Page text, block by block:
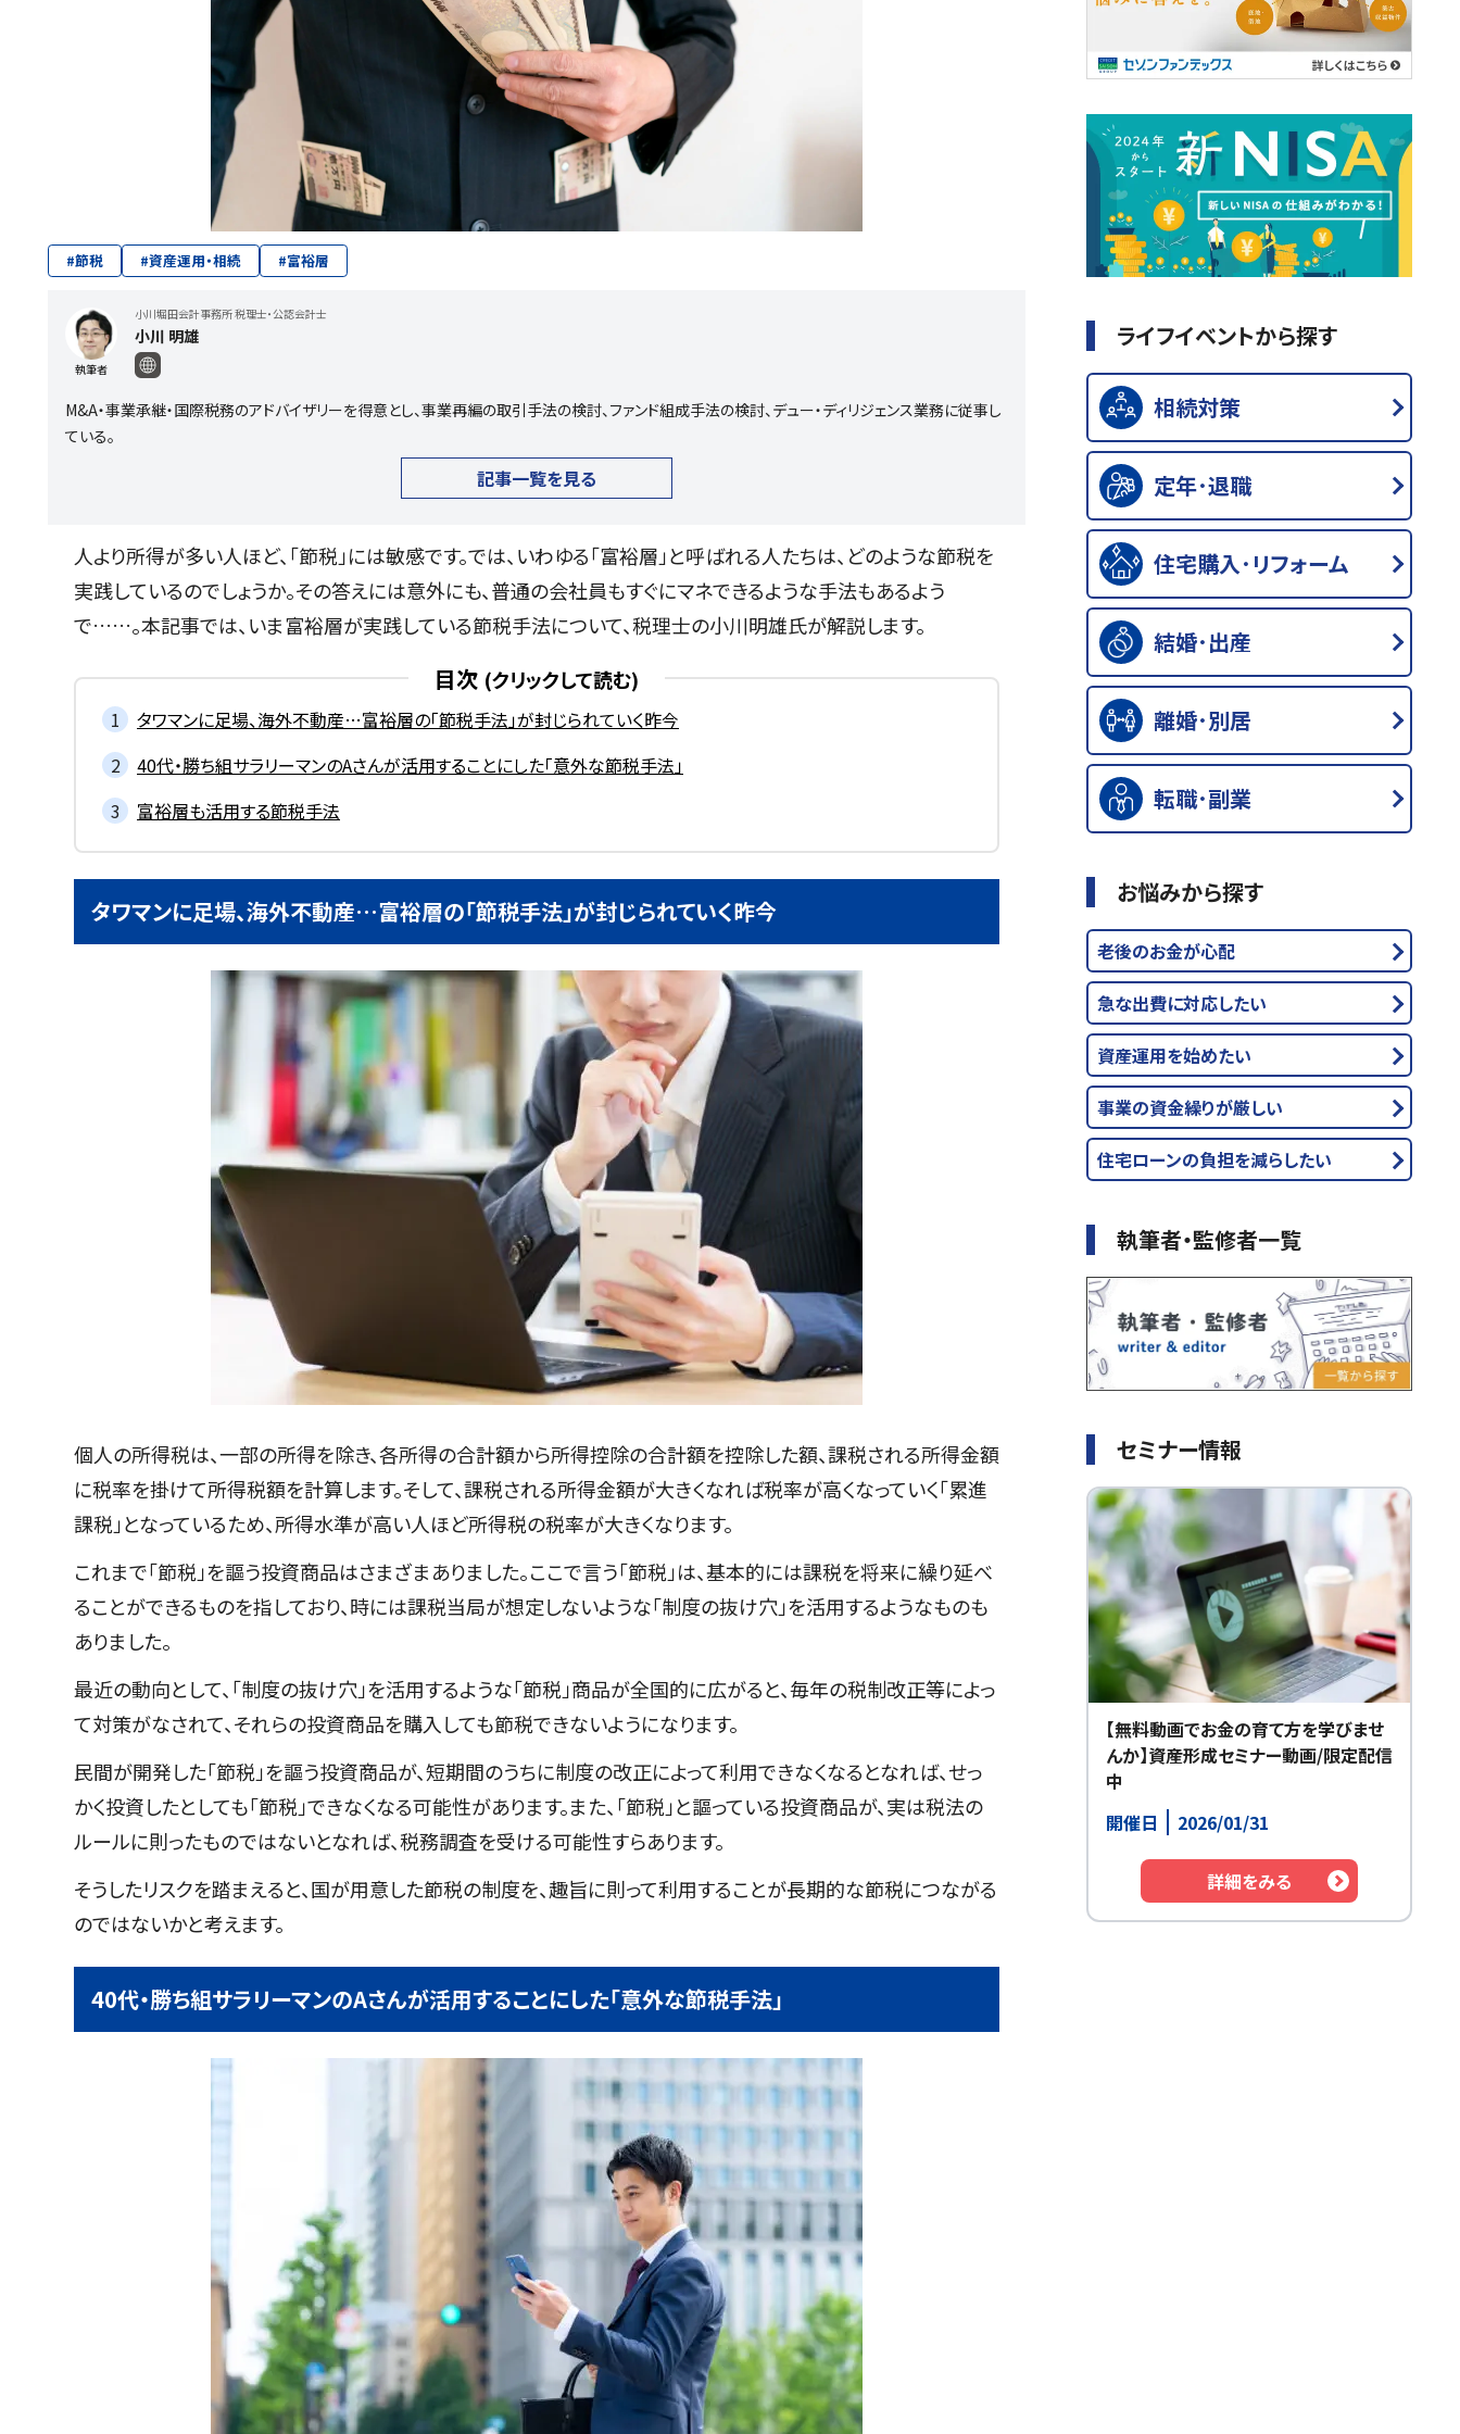
#節税 #資産運用・相続 #富裕層
執筆者
小川堀田会計事務所 税理士・公認会計士
小川 明雄
M&A・事業承継・国際税務のアドバイザリーを得意とし、事業再編の取引手法の検討、ファンド組成手法の検討、デュー・ディリジェンス業務に従事し
ている。
記事一覧を見る
人より所得が多い人ほど、「節税」には敏感です。では、いわゆる「富裕層」と呼ばれる人たちは、どのような節税を
実践しているのでしょうか。その答えには意外にも、普通の会社員もすぐにマネできるような手法もあるよう
で……。本記事では、いま富裕層が実践している節税手法について、税理士の小川明雄氏が解説します。
目次
タワマンに足場、海外不動産…富裕層の「節税手法」が封じられていく昨今
40代・勝ち組サラリーマンのAさんが活用することにした「意外な節税手法」
富裕層も活用する節税手法
タワマンに足場、海外不動産…富裕層の「節税手法」が封じられていく昨今
個人の所得税は、一部の所得を除き、各所得の合計額から所得控除の合計額を控除した額、課税される所得金額
に税率を掛けて所得税額を計算します。そして、課税される所得金額が大きくなれば税率が高くなっていく「累進
課税」となっているため、所得水準が高い人ほど所得税の税率が大きくなります。
これまで「節税」を謳う投資商品はさまざまありました。ここで言う「節税」は、基本的には課税を将来に繰り延べ
ることができるものを指しており、時には課税当局が想定しないような「制度の抜け穴」を活用するようなものも
ありました。
最近の動向として、「制度の抜け穴」を活用するような「節税」商品が全国的に広がると、毎年の税制改正等によっ
て対策がなされて、それらの投資商品を購入しても節税できないようになります。
民間が開発した「節税」を謳う投資商品が、短期間のうちに制度の改正によって利用できなくなるとなれば、せっ
かく投資したとしても「節税」できなくなる可能性があります。また、「節税」と謳っている投資商品が、実は税法の
ルールに則ったものではないとなれば、税務調査を受ける可能性すらあります。
そうしたリスクを踏まえると、国が用意した節税の制度を、趣旨に則って利用することが長期的な節税につながる
のではないかと考えます。
40代・勝ち組サラリーマンのAさんが活用することにした「意外な節税手法」
ライフイベントから探す
相続対策
定年･退職
住宅購入･リフォーム
結婚･出産
離婚･別居
転職･副業
お悩みから探す
老後のお金が心配
急な出費に対応したい
資産運用を始めたい
事業の資金繰りが厳しい
住宅ローンの負担を減らしたい
執筆者・監修者一覧
セミナー情報
【無料動画でお金の育て方を学びませ
んか】資産形成セミナー動画/限定配信
中
開催日
2026/01/31
詳細をみる